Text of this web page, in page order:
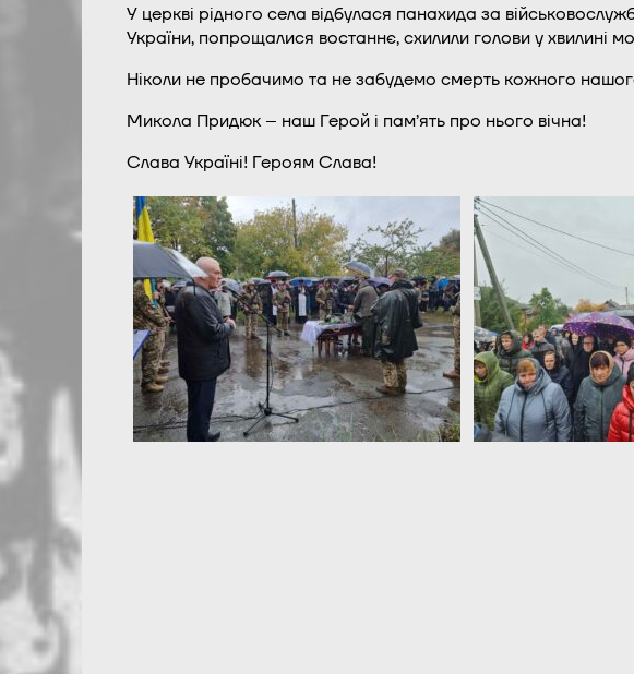
У церкві рідного села відбулася панахида за
України, попрощалися востаннє, схилили голови у хвилині
Ніколи не пробачимо та не забудемо смерть кожного
Микола Придюк – наш Герой і пам’ять про нього вічна!
Слава Україні! Героям Слава!